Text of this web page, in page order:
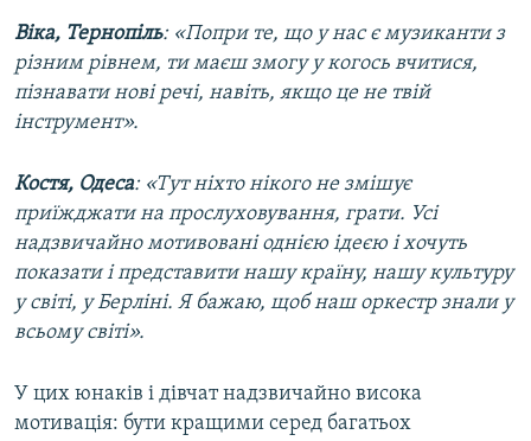
Віка, Тернопіль: «Попри те, що у нас є музиканти з
різним рівнем, ти маєш змогу у когось вчитися,
пізнавати нові речі, навіть, якщо це не твій
інструмент».
Костя, Одеса: «Тут ніхто нікого не змішує
приїжджати на прослуховування, грати. Усі
надзвичайно мотивовані однією ідеєю і хочуть
показати і представити нашу країну, нашу культуру
у світі, у Берліні. Я бажаю, щоб наш оркестр знали у
всьому світі».
У цих юнаків і дівчат надзвичайно висока
мотивація: бути кращими серед багатьох